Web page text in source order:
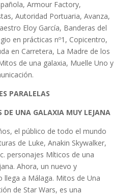
Armour Factory,
Autoridad Portuaria, Avanza,
Eloy García, Banderas del
en prácticas nº1, Copicentro,
en Carretera, La Madre de los
de una galaxia, Muelle Uno y
PARALELAS
DE UNA GALAXIA MUY LEJANA
el público de todo el mundo
de Luke, Anakin Skywalker,
personajes Míticos de una
Ahora, un nuevo y
llega a Málaga. Mitos de Una
de Star Wars, es una